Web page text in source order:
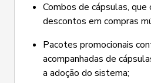
Combos de cápsulas,
descontos em compras
Pacotes promocionais
acompanhadas de
a adoção do sistema;